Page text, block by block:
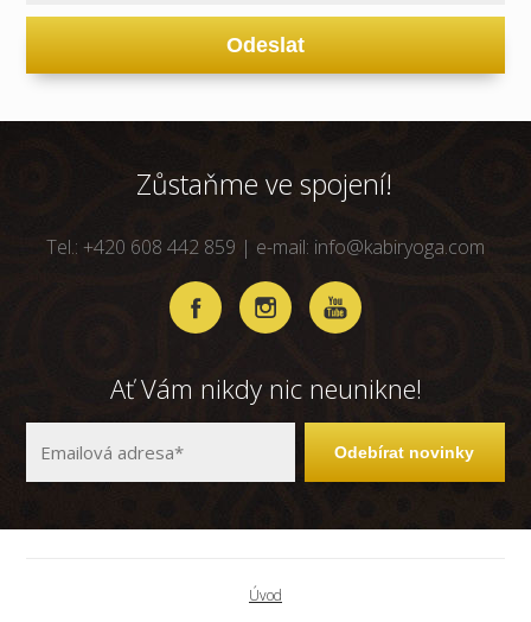
Odeslat
Zůstaňme ve spojení!
Tel.: +420 608 442 859 | e-mail: info@kabiryoga.com
Ať Vám nikdy nic neunikne!
Odebírat novinky
Úvod